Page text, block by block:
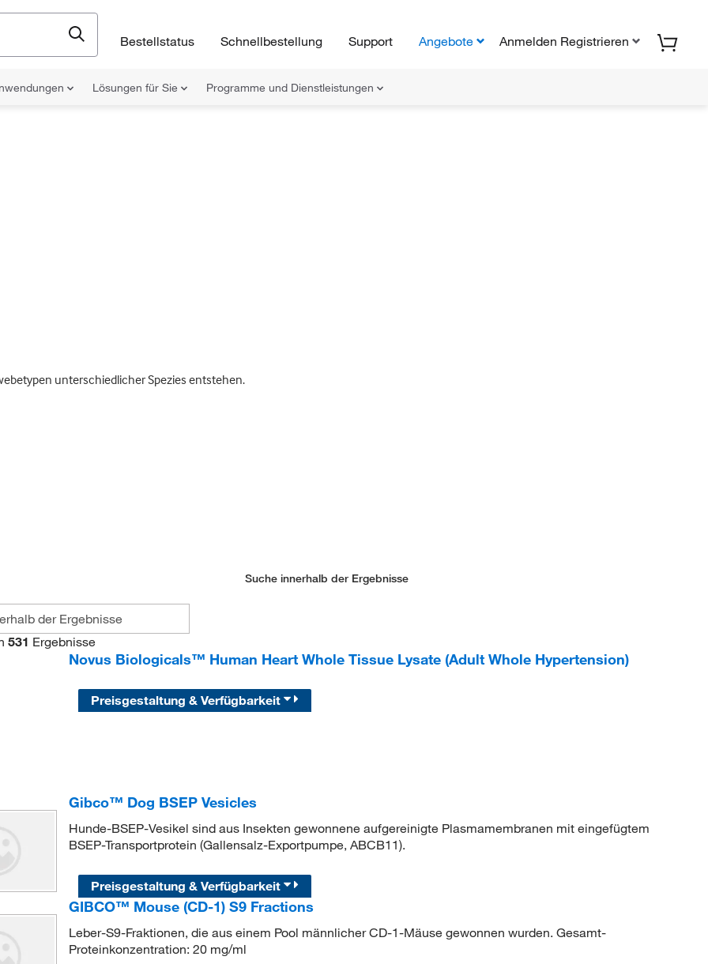
Bestellstatus Schnellbestellung Support Angebote Anmelden Registrieren
Lösungen für Sie Programme und Dienstleistungen
unterschiedlicher Spezies entstehen.
Suche innerhalb der Ergebnisse
531 Ergebnisse
Novus Biologicals™ Human Heart Whole Tissue Lysate (Adult Whole Hypertension)
Preisgestaltung & Verfügbarkeit
Gibco™ Dog BSEP Vesicles
Hunde-BSEP-Vesikel sind aus Insekten gewonnene aufgereinigte Plasmamembranen mit eingefügtem
BSEP-Transportprotein (Gallensalz-Exportpumpe, ABCB11).
Preisgestaltung & Verfügbarkeit
GIBCO™ Mouse (CD-1) S9 Fractions
Leber-S9-Fraktionen, die aus einem Pool männlicher CD-1-Mäuse gewonnen wurden. Gesamt-
Proteinkonzentration: 20 mg/ml